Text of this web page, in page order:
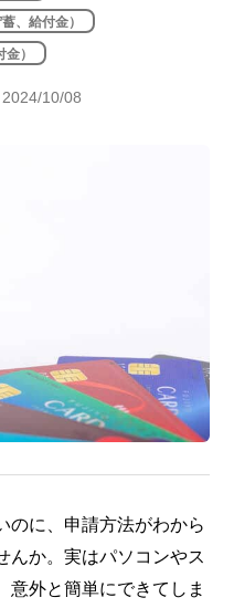
、給付金）
）
10/08
のに、申請方法がわから
んか。実はパソコンやス
意外と簡単にできてしま